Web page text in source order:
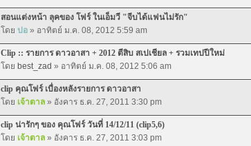
สอนแต่งหน้า ลุคของ โฟร์ ในเอ็มวี "จีบได้แฟนไม่รัก"
โดย ปอ » อาทิตย์ ม.ค. 08, 2012 5:59 am
Clip :: รายการ ดาวอาสา + 2012 ตีสิบ สเปเชียล + รวมเทปปีใหม่
โดย best_zad » อาทิตย์ ม.ค. 08, 2012 5:06 am
clip คุณโฟร์ เบื่องหลังรายการ ดาวอาสา
โดย เจ้าตาล » อังคาร ธ.ค. 27, 2011 3:30 pm
clip น่ารักๆ ของ คุณโฟร์ วันที่ 14/12/11 (clip5,6)
โดย เจ้าตาล » อังคาร ธ.ค. 27, 2011 3:03 pm